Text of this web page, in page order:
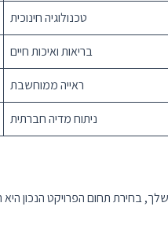
טכנולוגיה חינוכית
בריאות ואיכות חיים
ראייה ממוחשבת
ניתוח מדיה חברתית
בחירת תחום הפרויקט הנכון